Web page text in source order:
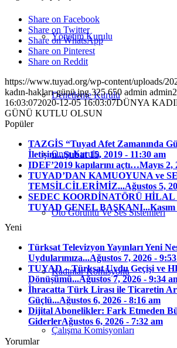
Yönetim Kurulu
Denetleme Kurulu
Onur Kurulu
Oto Görüntü Ve Ses Sistemleri
Kadınlar Komisyonu
Çalışma Komisyonları
Share on Facebook
Share on Twitter
Share on WhatsApp
Share on Pinterest
Share on Reddit
https://www.tuyad.org/wp-content/uploads/
kadın-hakları-günü.jpg 325 650 admin admin
16:03:072020-12-05 16:03:07DÜNYA
GÜNÜ KUTLU OLSUN
Popüler
TAZGİS “Tuyad Afet Zamanında
İletişim...Şubat 15, 2019 - 11:30 am
IDEF’2019 kapılarını açtı…Mayıs 2,
TUYAD’DAN KAMUOYUNA ve
TEMSİLCİLERİMİZ...Ağustos 5,
SEDEC KOORDİNATÖRÜ
TUYAD GENEL BAŞKANI...
Yeni
Türksat Televizyon Yayınları Yeni
Uydularımıza...Ağustos 7, 2026 -
TUYAD – Türksat Uydu Geçişi ve
Dönüşümü...Ağustos 7, 2026 - 9:34
İhracatta Türk Lirası ile Ticaretin
Güçlü...Ağustos 6, 2026 - 8:16 am
Dijital Abonelikler: Fark Etmeden
GiderlerAğustos 6, 2026 - 7:32 am
Yorumlar